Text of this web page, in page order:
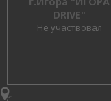
DRIVE"
Не участвовал